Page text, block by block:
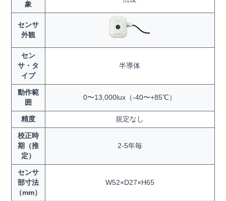
象
センサ
外観
セン
サ・タ
イプ
半導体
動作範
囲
0〜13,000lux（-40〜+85℃）
精度 規定なし
校正時
期（推
定）
2-5年毎
センサ
部寸法
（mm）
W52×D27×H65